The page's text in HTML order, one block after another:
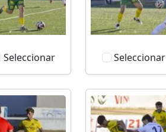
Seleccionar Seleccionar